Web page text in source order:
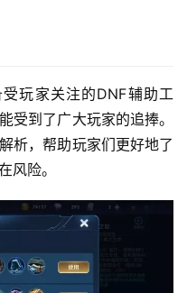
玩家关注的DNF辅助工
受到了广大玩家的追捧。
析，帮助玩家们更好地了
风险。